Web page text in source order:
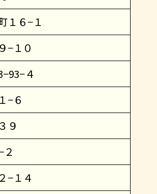
１６−１
−１０
４
−６
９
−１４